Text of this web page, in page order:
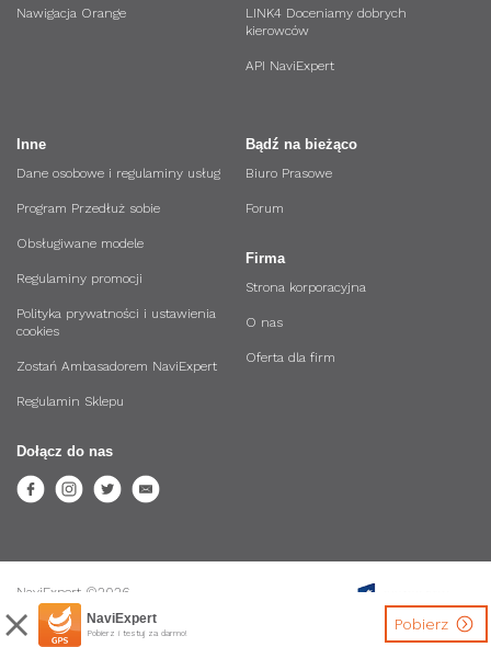
NaviExpert
Pobierz i testuj za darmo!
Pobierz
Nawigacja Orange
LINK4 Doceniamy dobrych
kierowców
API NaviExpert
Bądź na bieżąco
Biuro Prasowe
Forum
Firma
Strona korporacyjna
O nas
Oferta dla firm
Inne
Dane osobowe i regulaminy usług
Program Przedłuż sobie
Obsługiwane modele
Regulaminy promocji
Polityka prywatności i ustawienia
cookies
Zostań Ambasadorem NaviExpert
Regulamin Sklepu
Dołącz do nas
NaviExpert ©2026.
Wszystkie prawa zastrzeżone.